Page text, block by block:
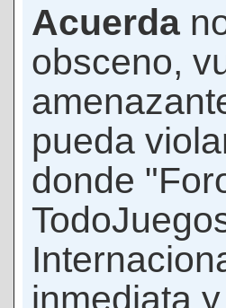
Acuerda
obsceno,
pueda
donde
inmediata